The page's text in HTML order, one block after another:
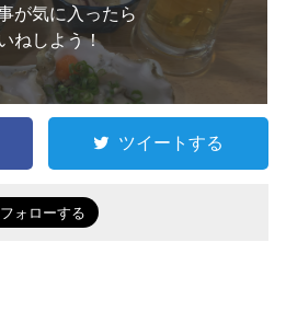
が気に入ったら
ねしよう！
ツイートする